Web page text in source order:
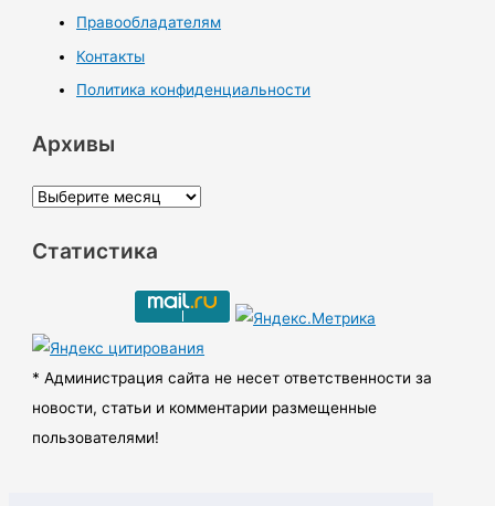
Правообладателям
Контакты
Политика конфиденциальности
Архивы
А
х
ы
Статистика
* Администрация сайта не несет ответственности за
новости, статьи и комментарии размещенные
пользователями!